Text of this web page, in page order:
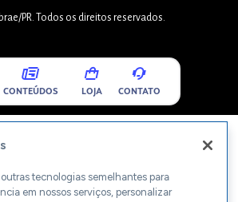
PR. Todos os direitos reservados.
CONTEÚDOS LOJA CONTATO
tecnologias semelhantes para
em nossos serviços, personalizar